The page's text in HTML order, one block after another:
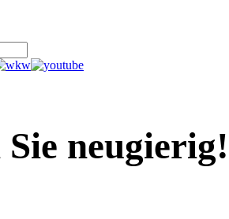
neugierig!